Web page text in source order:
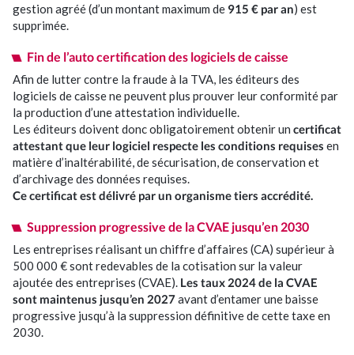
Je suis professionnel de santé
J’ai une association/CSE
E-solutions
Nos outils connectés
Actualités
Nos actus
gestion agréé (d’un montant maximum de 915 € par an) est
supprimée.
Fin de l’auto certification des logiciels de caisse
Afin de lutter contre la fraude à la TVA, les éditeurs des
logiciels de caisse ne peuvent plus prouver leur conformité par
la production d’une attestation individuelle.
Les éditeurs doivent donc obligatoirement obtenir un certificat
attestant que leur logiciel respecte les conditions requises en
matière d’inaltérabilité, de sécurisation, de conservation et
d’archivage des données requises.
Ce certificat est délivré par un organisme tiers accrédité.
Suppression progressive de la CVAE jusqu’en 2030
Les entreprises réalisant un chiffre d’affaires (CA) supérieur à
500 000 € sont redevables de la cotisation sur la valeur
ajoutée des entreprises (CVAE). Les taux 2024 de la CVAE
sont maintenus jusqu’en 2027avant d’entamer une baisse
progressive jusqu’à la suppression définitive de cette taxe en
2030.